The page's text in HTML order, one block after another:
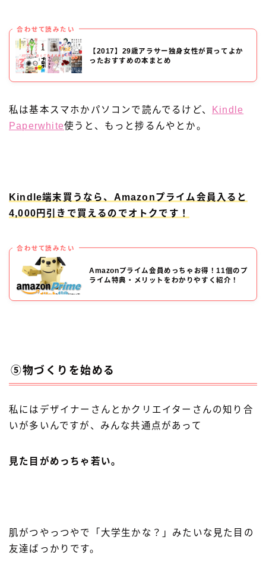
合わせて読みたい
【2017】29歳アラサー独身女性が買ってよか
ったおすすめの本まとめ
私は基本スマホかパソコンで読んでるけど、
Kindle
Paperwhite使うと、もっと捗るんやとか。
Kindle端末買うなら、Amazonプライム会員入ると
4,000円引きで買えるのでオトクです！
合わせて読みたい
Amazonプライム会員めっちゃお得！11個のプ
ライム特典・メリットをわかりやすく紹介！
⑤物づくりを始める
私にはデザイナーさんとかクリエイターさんの知り合
いが多いんですが、みんな共通点があって
見た目がめっちゃ若い。
肌がつやっつやで「大学生かな？」みたいな見た目の
友達ばっかりです。